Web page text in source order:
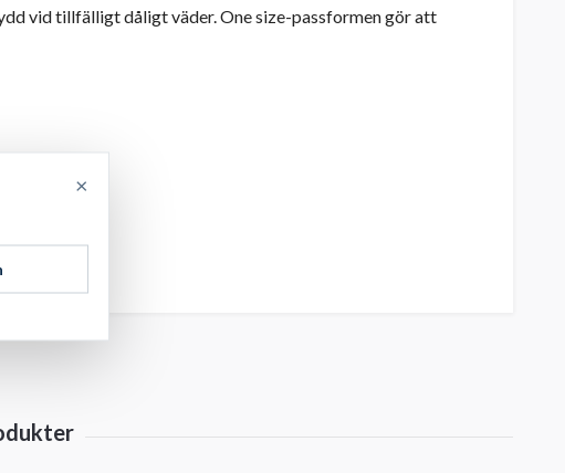
vid tillfälligt dåligt väder. One size-passformen gör att
×